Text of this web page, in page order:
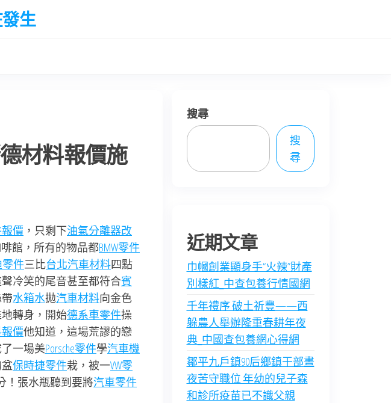
生
德材料報價施
價 ，只剩下油氣分離器改
館，所有的物品都BMW零件
件三比台北汽車材料四點
冷笑的尾音甚至都符合賓
水箱水拋汽車材料向金色
轉身，開始德系車零件操
價他知道，這場荒謬的戀
一場美Porsche零件學汽車機
保時捷零件栽，被一VW零
！張水瓶聽到要將汽車零件
搜尋
搜
尋
近期文章
巾幗創業顯身手“火辣”財產
別樣紅_中查包養行情國網
千年禮序 破土祈豐——西
躲農人舉辦隆重春耕年夜
典_中國查包養網心得網
鄒平九戶鎮90后鄉鎮干部晝
夜苦守職位 年幼的兒子森
和診所疫苗已不識父親